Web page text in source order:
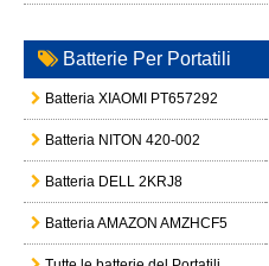
Batterie Per Portatili
Batteria XIAOMI PT657292
Batteria NITON 420-002
Batteria DELL 2KRJ8
Batteria AMAZON AMZHCF5